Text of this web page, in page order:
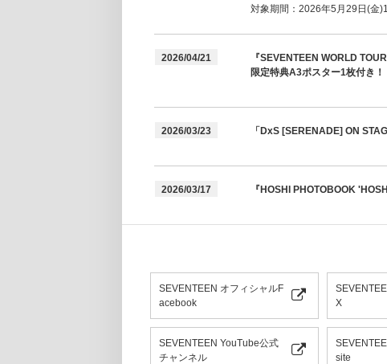
対象期間：2026年5月29日(金
2026/04/21
『SEVENTEEN WORLD
限定特典A3ポスター1枚付き！
2026/03/23 「DxS [SERENADE] ON
2026/03/17 『HOSHI PHOTOBOOK
SEVENTEEN オフィシャルF
acebook
X
SEVENTEEN YouTube公式
チャンネル
site